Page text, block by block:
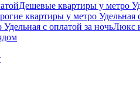
Дешевые квартиры у метро
квартиры у метро Удельная
с оплатой за ночьЛюкс